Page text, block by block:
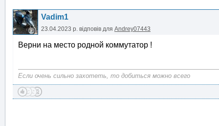
Vadim1
23.04.2023 р. відповів для Andrey07443
Верни на место родной коммутатор !
Если очень сильно захотеть, то добиться можно всего